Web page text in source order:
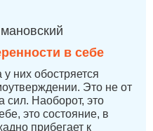
в себе
них обостряется
Это не от
сил. Наоборот, это
это состояние, в
прибегает к